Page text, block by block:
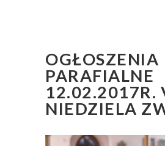
OGŁOSZENIA
PARAFIALNE
12.02.2017R.
NIEDZIELA